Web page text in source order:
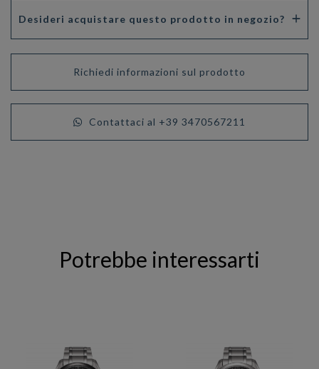
Desideri acquistare questo prodotto in negozio?
Richiedi informazioni sul prodotto
Contattaci al +39 3470567211
Potrebbe interessarti